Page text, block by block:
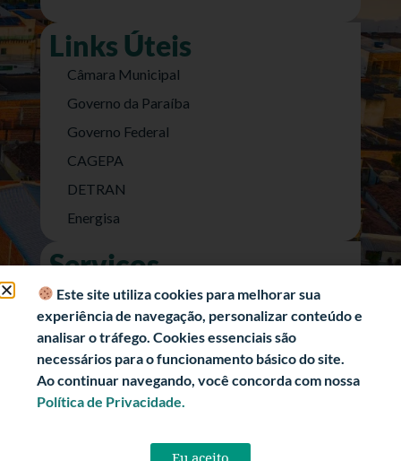
Links Úteis
Câmara Municipal
Governo da Paraíba
Governo Federal
CAGEPA
DETRAN
Energisa
Serviços
Nota Fiscal Eletrônica
e-SIC (Acesso a Informação)
Transparência Fiscal
História
Informações Turísticas
Este site utiliza cookies para melhorar sua
experiência de navegação, personalizar conteúdo e
analisar o tráfego. Cookies essenciais são
necessários para o funcionamento básico do site.
Ao continuar navegando, você concorda com nossa
Política de Privacidade.